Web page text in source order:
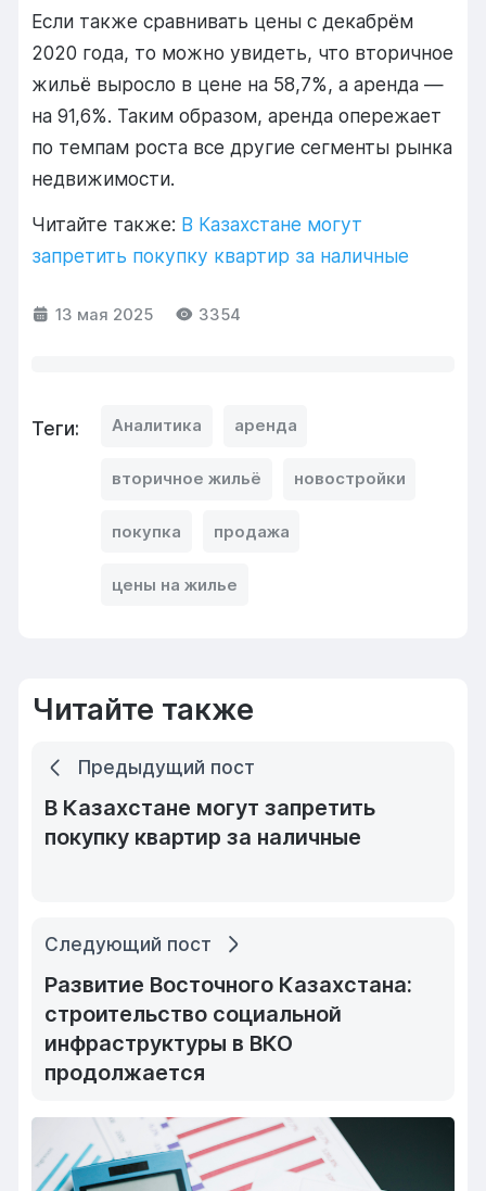
Если также сравнивать цены с декабрём
2020 года, то можно увидеть, что вторичное
жильё выросло в цене на 58,7%, а аренда —
на 91,6%. Таким образом, аренда опережает
по темпам роста все другие сегменты рынка
недвижимости.
Читайте также: В Казахстане могут
запретить покупку квартир за наличные
13 мая 2025 3354
Теги: Аналитика аренда
вторичное жильё новостройки
покупка продажа
цены на жилье
Читайте также
Предыдущий пост
В Казахстане могут запретить
покупку квартир за наличные
Следующий пост
Развитие Восточного Казахстана:
строительство социальной
инфраструктуры в ВКО
продолжается